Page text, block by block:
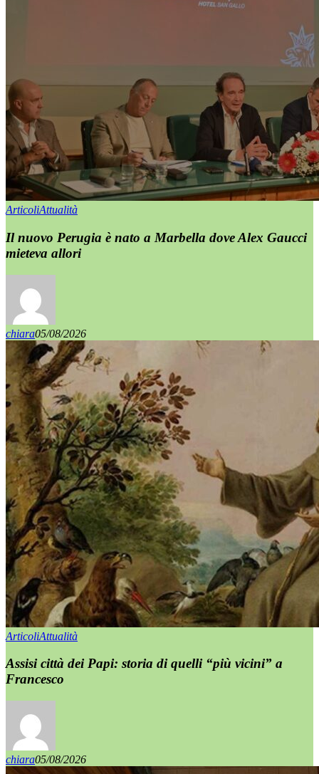
ArticoliAttualità
Il nuovo Perugia è nato a Marbella dove Alex Gaucci
mieteva allori
chiara05/08/2026
ArticoliAttualità
Assisi città dei Papi: storia di quelli “più vicini” a
Francesco
chiara05/08/2026